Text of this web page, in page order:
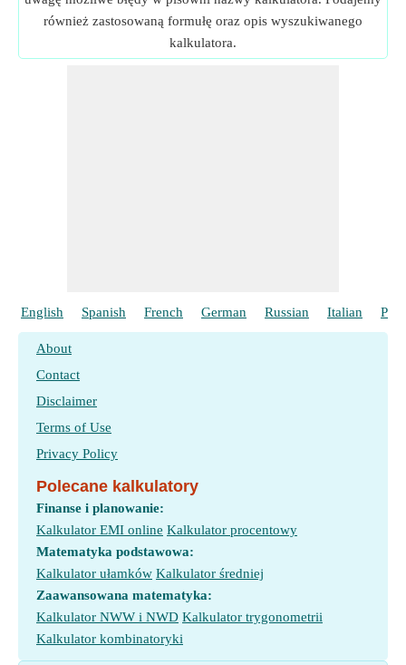
również zastosowaną formułę oraz opis wyszukiwanego
kalkulatora.
English Spanish French German Russian Italian
About
Contact
Disclaimer
Terms of Use
Privacy Policy
Polecane kalkulatory
Finanse i planowanie:
Kalkulator EMI online Kalkulator procentowy
Matematyka podstawowa:
Kalkulator ułamków Kalkulator średniej
Zaawansowana matematyka:
Kalkulator NWW i NWD Kalkulator trygonometrii
Kalkulator kombinatoryki